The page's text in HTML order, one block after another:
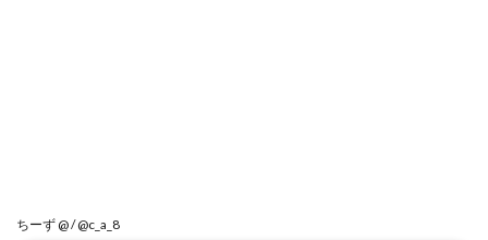
ちーず @ / @c_a_8